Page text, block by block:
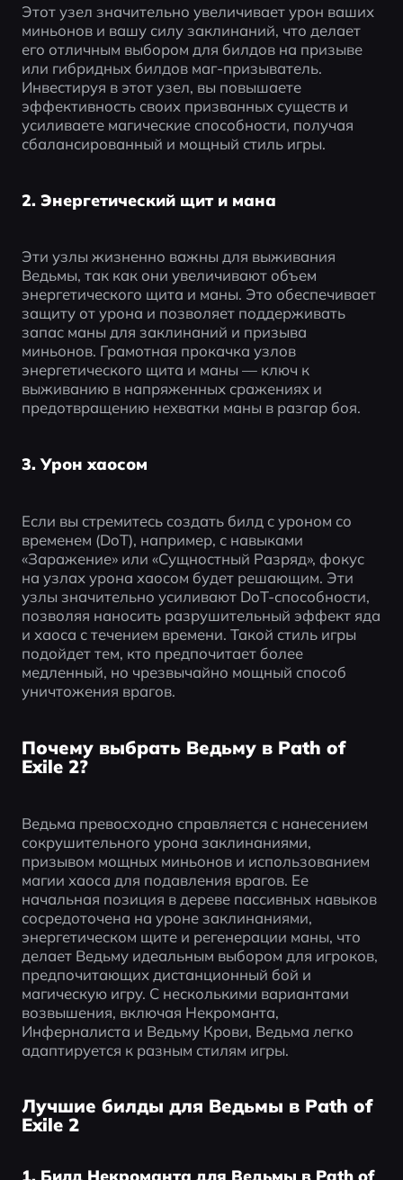
Этот узел значительно увеличивает урон ваших
миньонов и вашу силу заклинаний, что делает
его отличным выбором для билдов на призыве
или гибридных билдов маг-призыватель.
Инвестируя в этот узел, вы повышаете
эффективность своих призванных существ и
усиливаете магические способности, получая
сбалансированный и мощный стиль игры.
2. Энергетический щит и мана
Эти узлы жизненно важны для выживания
Ведьмы, так как они увеличивают объем
энергетического щита и маны. Это обеспечивает
защиту от урона и позволяет поддерживать
запас маны для заклинаний и призыва
миньонов. Грамотная прокачка узлов
энергетического щита и маны — ключ к
выживанию в напряженных сражениях и
предотвращению нехватки маны в разгар боя.
3. Урон хаосом
Если вы стремитесь создать билд с уроном со
временем (DoT), например, с навыками
«Заражение» или «Сущностный Разряд», фокус
на узлах урона хаосом будет решающим. Эти
узлы значительно усиливают DoT-способности,
позволяя наносить разрушительный эффект яда
и хаоса с течением времени. Такой стиль игры
подойдет тем, кто предпочитает более
медленный, но чрезвычайно мощный способ
уничтожения врагов.
Почему выбрать Ведьму в Path of
Exile 2?
Ведьма превосходно справляется с нанесением
сокрушительного урона заклинаниями,
призывом мощных миньонов и использованием
магии хаоса для подавления врагов. Ее
начальная позиция в дереве пассивных навыков
сосредоточена на уроне заклинаниями,
энергетическом щите и регенерации маны, что
делает Ведьму идеальным выбором для игроков,
предпочитающих дистанционный бой и
магическую игру. С несколькими вариантами
возвышения, включая Некроманта,
Инферналиста и Ведьму Крови, Ведьма легко
адаптируется к разным стилям игры.
Лучшие билды для Ведьмы в Path of
Exile 2
1. Билд Некроманта для Ведьмы в Path of